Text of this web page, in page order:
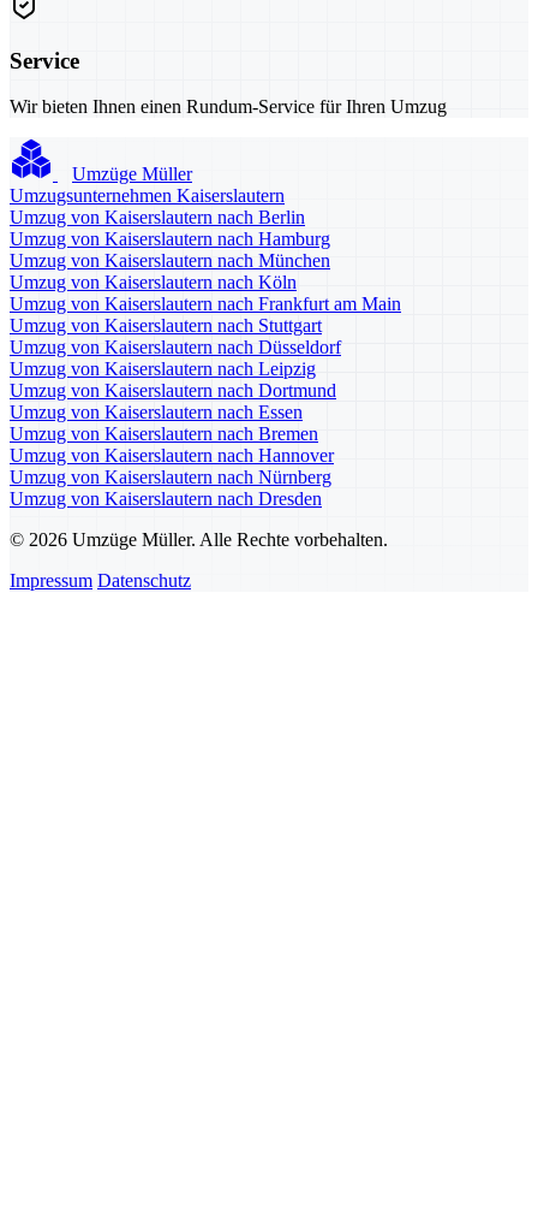
Service
Wir bieten Ihnen einen Rundum-Service für Ihren Umzug
Umzüge Müller
Umzugsunternehmen Kaiserslautern
Umzug von Kaiserslautern nach Berlin
Umzug von Kaiserslautern nach Hamburg
Umzug von Kaiserslautern nach München
Umzug von Kaiserslautern nach Köln
Umzug von Kaiserslautern nach Frankfurt am Main
Umzug von Kaiserslautern nach Stuttgart
Umzug von Kaiserslautern nach Düsseldorf
Umzug von Kaiserslautern nach Leipzig
Umzug von Kaiserslautern nach Dortmund
Umzug von Kaiserslautern nach Essen
Umzug von Kaiserslautern nach Bremen
Umzug von Kaiserslautern nach Hannover
Umzug von Kaiserslautern nach Nürnberg
Umzug von Kaiserslautern nach Dresden
© 2026 Umzüge Müller. Alle Rechte vorbehalten.
Impressum Datenschutz